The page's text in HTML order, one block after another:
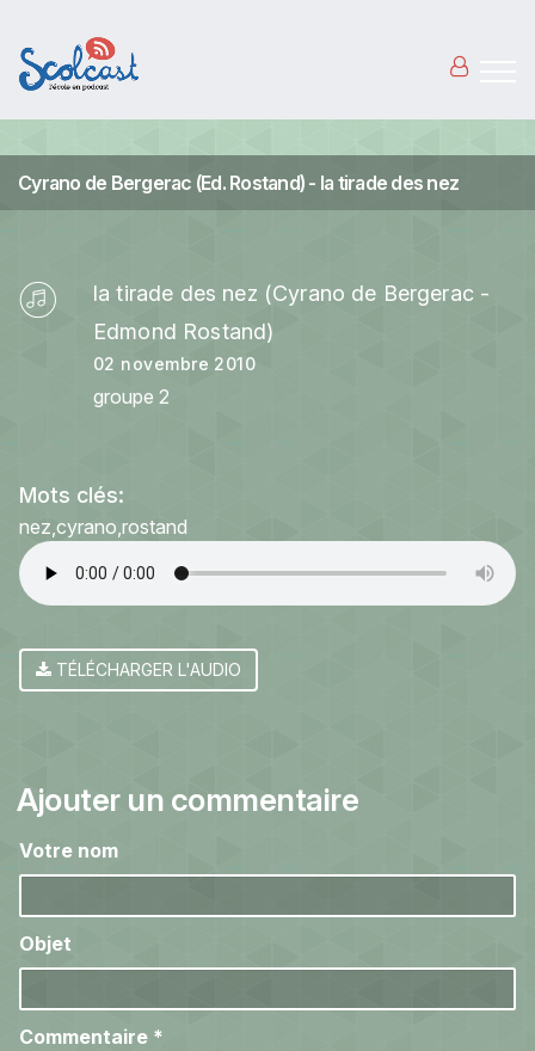
Cyrano de Bergerac (Ed. Rostand) - la tirade des nez
la tirade des nez (Cyrano de Bergerac -
Edmond Rostand)
02 novembre 2010
groupe 2
Mots clés:
nez cyrano rostand
TÉLÉCHARGER L'AUDIO
Ajouter un commentaire
Votre nom
Objet
Commentaire *